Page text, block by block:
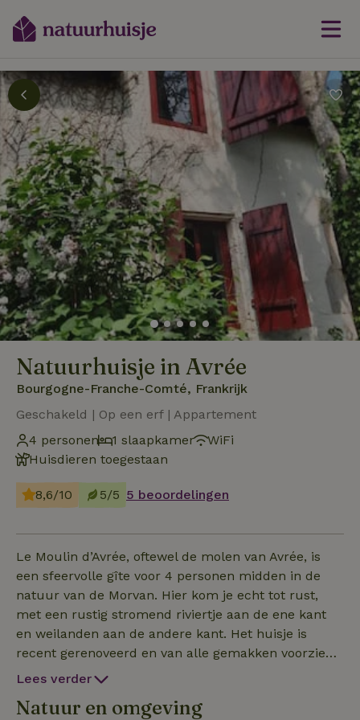
Natuurhuisje in Avrée
Bourgogne-Franche-Comté, Frankrijk
Geschakeld | Op een erf | Appartement
4 personen
1 slaapkamer
WiFi
Huisdieren toegestaan
8,6/10 5/5 5 beoordelingen
Le Moulin d’Avrée, oftewel de molen van Avrée, is
een sfeervolle gîte voor 4 personen midden in de
natuur van de Morvan. Hier kom je echt tot rust,
met een rustig stromend riviertje aan de ene kant
en weilanden aan de andere kant. Het huisje is
recent gerenoveerd en van alle gemakken voorzien,
met behoud van de charme van het oude gebouw.
twee eenpersoonsbedden, een eigen badkamer met
Lees verder
Natuur en omgeving